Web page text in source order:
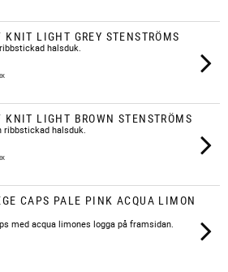
KNIT LIGHT GREY STENSTRÖMS
halsduk.
KNIT LIGHT BROWN STENSTRÖMS
ribbstickad halsduk.
CAPS PALE PINK ACQUA LIMON
med acqua limones logga på framsidan.